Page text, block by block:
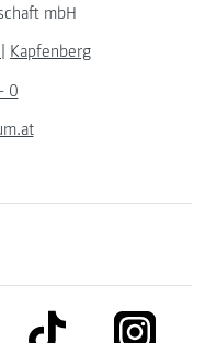
mbH
Kapfenberg
0
linkedinlink to tiktok